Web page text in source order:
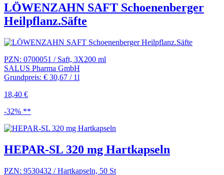
LÖWENZAHN SAFT Schoenenberger
Heilpflanz.Säfte
PZN: 0700051 / Saft, 3X200 ml
SALUS Pharma GmbH
Grundpreis: € 30,67 / 1l
18,40 €
-32% **
HEPAR-SL 320 mg Hartkapseln
PZN: 9530432 / Hartkapseln, 50 St